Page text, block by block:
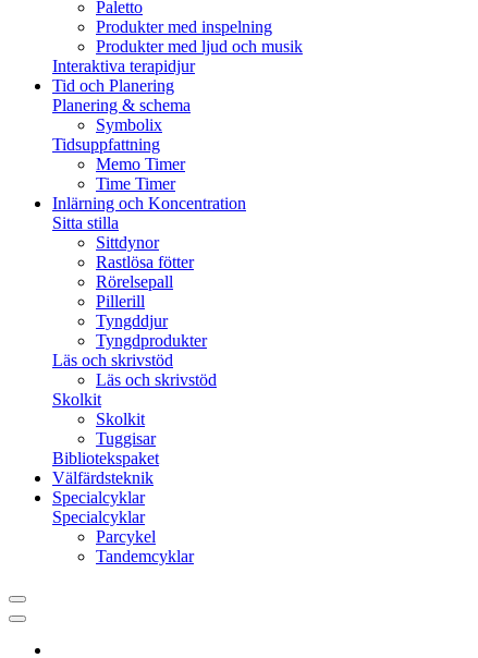
Paletto
Produkter med inspelning
Produkter med ljud och musik
Interaktiva terapidjur
Tid och Planering
Planering & schema
Symbolix
Tidsuppfattning
Memo Timer
Time Timer
Inlärning och Koncentration
Sitta stilla
Sittdynor
Rastlösa fötter
Rörelsepall
Pillerill
Tyngddjur
Tyngdprodukter
Läs och skrivstöd
Läs och skrivstöd
Skolkit
Skolkit
Tuggisar
Bibliotekspaket
Välfärdsteknik
Specialcyklar
Specialcyklar
Parcykel
Tandemcyklar